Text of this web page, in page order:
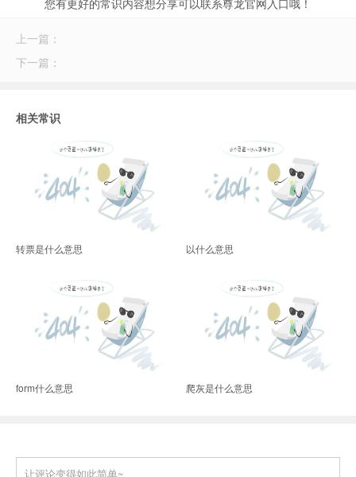
您有更好的常识内容想分享可以联系尊龙官网入口哦！
上一篇：
下一篇：
相关常识
转票是什么意思 以什么意思
form什么意思 爬灰是什么意思